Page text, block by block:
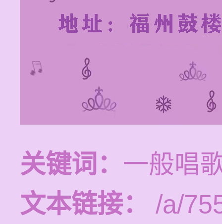
关键词： 一般唱
文本链接：
/a/